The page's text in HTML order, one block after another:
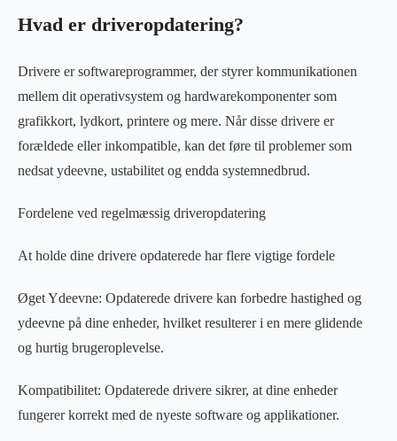
Hvad er driveropdatering?
Drivere er softwareprogrammer, der styrer kommunikationen
mellem dit operativsystem og hardwarekomponenter som
grafikkort, lydkort, printere og mere. Når disse drivere er
forældede eller inkompatible, kan det føre til problemer som
nedsat ydeevne, ustabilitet og endda systemnedbrud.
Fordelene ved regelmæssig driveropdatering
At holde dine drivere opdaterede har flere vigtige fordele
Øget Ydeevne: Opdaterede drivere kan forbedre hastighed og
ydeevne på dine enheder, hvilket resulterer i en mere glidende
og hurtig brugeroplevelse.
Kompatibilitet: Opdaterede drivere sikrer, at dine enheder
fungerer korrekt med de nyeste software og applikationer.